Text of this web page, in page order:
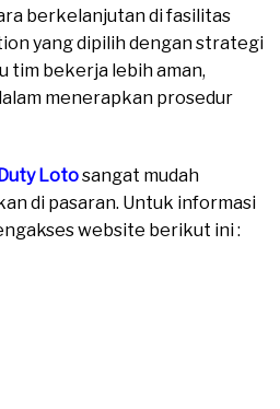
berkelanjutan di fasilitas
yang dipilih dengan strategi
tim bekerja lebih aman,
menerapkan prosedur
Lotosangat mudah
di pasaran. Untuk informasi
website berikut ini :